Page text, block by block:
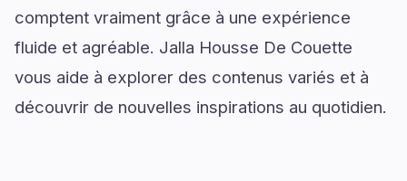
comptent vraiment grâce à une expérience
fluide et agréable. Jalla Housse De Couette
vous aide à explorer des contenus variés et à
découvrir de nouvelles inspirations au quotidien.